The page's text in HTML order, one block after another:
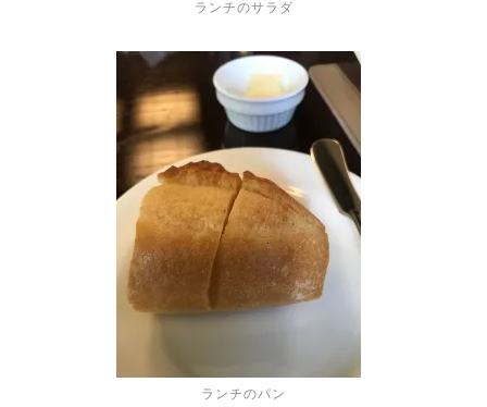
ランチのサラダ
ランチのパン